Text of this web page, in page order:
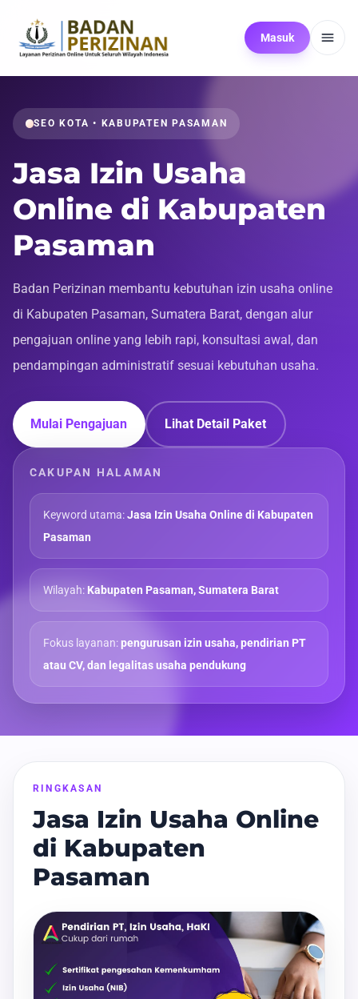
Masuk
SEO KOTA • KABUPATEN PASAMAN
Jasa Izin Usaha
Online di Kabupaten
Pasaman
Badan Perizinan membantu kebutuhan izin usaha online
di Kabupaten Pasaman, Sumatera Barat, dengan alur
pengajuan online yang lebih rapi, konsultasi awal, dan
pendampingan administratif sesuai kebutuhan usaha.
Mulai Pengajuan Lihat Detail Paket
CAKUPAN HALAMAN
Keyword utama:Jasa Izin Usaha Online di Kabupaten
Pasaman
Wilayah:Kabupaten Pasaman, Sumatera Barat
Fokus layanan:pengurusan izin usaha, pendirian PT
atau CV, dan legalitas usaha pendukung
RINGKASAN
Jasa Izin Usaha Online
di Kabupaten
Pasaman